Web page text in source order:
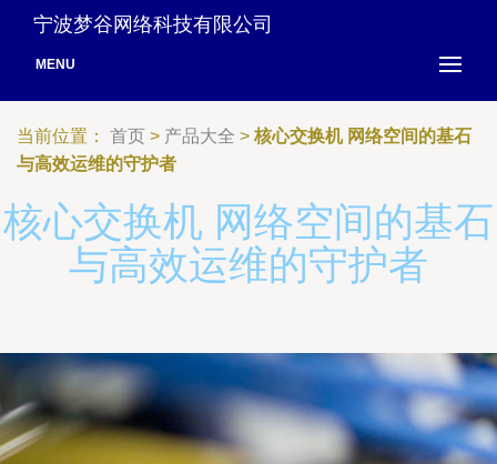
宁波梦谷网络科技有限公司
MENU
当前位置： 首页 > 产品大全 > 核心交换机 网络空间的基石
与高效运维的守护者
核心交换机 网络空间的基石
与高效运维的守护者